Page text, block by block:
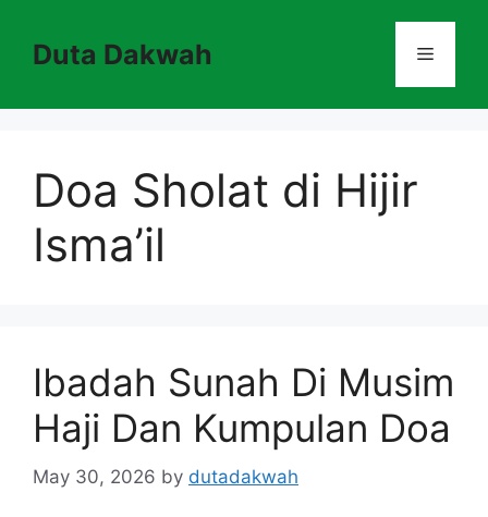
contentDuta Dakwah Menu
Doa Sholat di Hijir
Isma’il
Ibadah Sunah Di Musim
Haji Dan Kumpulan Doa
May 30, 2026 by dutadakwah